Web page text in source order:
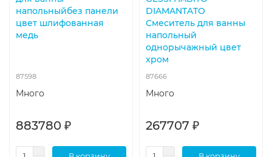
напольныйбез панели
цвет шлифованная
медь
87598
Много
883780 ₽
DIAMANTATO
Смеситель для ванны
напольный
однорычажный цвет
хром
87666
Много
267707 ₽